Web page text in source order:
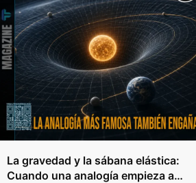
La gravedad y la sábana elástica:
Cuando una analogía empieza a